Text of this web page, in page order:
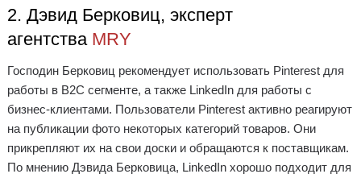
2. Дэвид Берковиц, эксперт
агентства MRY
Господин Берковиц рекомендует использовать Pinterest для
работы в B2C сегменте, а также LinkedIn для работы с
бизнес-клиентами. Пользователи Pinterest активно реагируют
на публикации фото некоторых категорий товаров. Они
прикрепляют их на свои доски и обращаются к поставщикам.
По мнению Дэвида Берковица, LinkedIn хорошо подходит для